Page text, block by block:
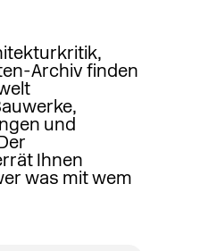
Archiv finden
und
Ihnen
was mit wem